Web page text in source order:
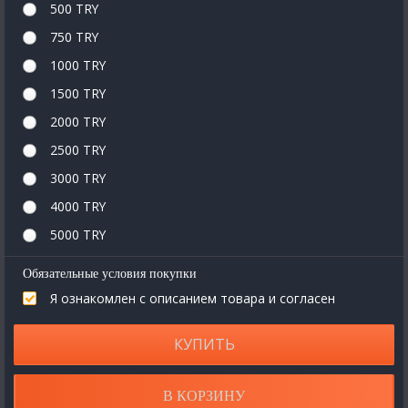
500 TRY
750 TRY
1000 TRY
1500 TRY
2000 TRY
2500 TRY
3000 TRY
4000 TRY
5000 TRY
Обязательные условия покупки
Я ознакомлен с описанием товара и согласен
КУПИТЬ
В КОРЗИНУ